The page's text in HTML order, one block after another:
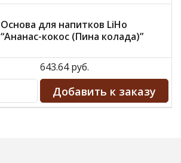
Основа для напитков LiHo
“Ананас-кокос (Пина колада)”
643.64 руб.